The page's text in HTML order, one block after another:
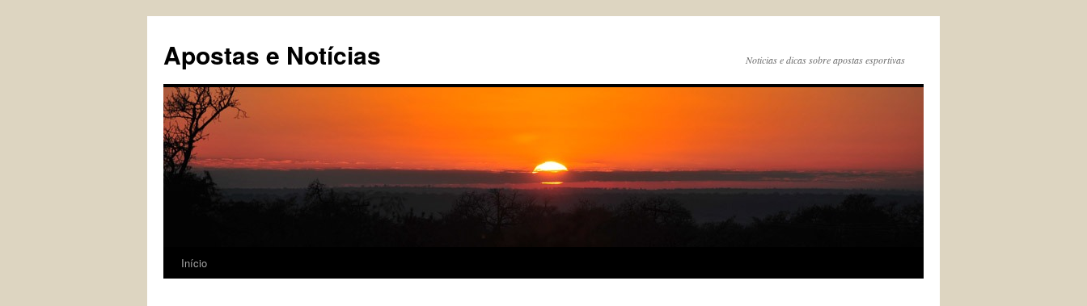
conteúdo
Apostas e Notícias Noticias e dicas sobre apostas esportivas
Início